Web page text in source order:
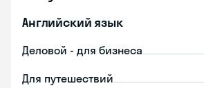
Английский язык
Деловой - для бизнеса
Для путешествий